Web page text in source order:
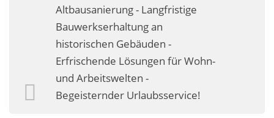
Premium-Lösungen
Meine gute Empfehlung
Arbeitsbühne mieten
Heyse Lifestyle
Altbausanierung - Langfristige
Bauwerkserhaltung an
historischen Gebäuden -
Erfrischende Lösungen für Wohn-
und Arbeitswelten -
Begeisternder Urlaubsservice!